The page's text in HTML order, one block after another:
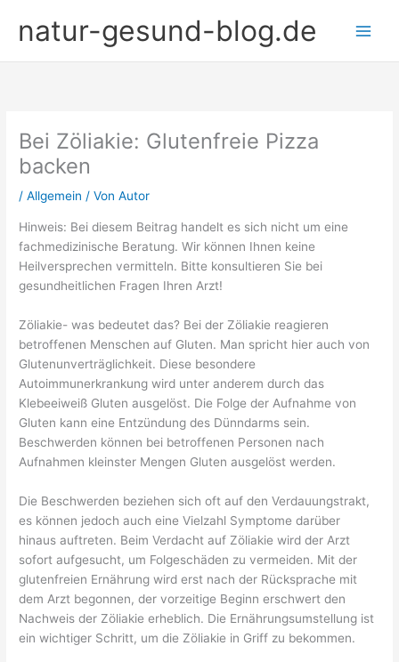
Inhaltnatur-gesund-blog.de
Bei Zöliakie: Glutenfreie Pizza
backen
/Allgemein / VonAutor
Hinweis: Bei diesem Beitrag handelt es sich nicht um eine
fachmedizinische Beratung. Wir können Ihnen keine
Heilversprechen vermitteln. Bitte konsultieren Sie bei
gesundheitlichen Fragen Ihren Arzt!
Zöliakie- was bedeutet das? Bei der Zöliakie reagieren
betroffenen Menschen auf Gluten. Man spricht hier auch von
Glutenunverträglichkeit. Diese besondere
Autoimmunerkrankung wird unter anderem durch das
Klebeeiweiß Gluten ausgelöst. Die Folge der Aufnahme von
Gluten kann eine Entzündung des Dünndarms sein.
Beschwerden können bei betroffenen Personen nach
Aufnahmen kleinster Mengen Gluten ausgelöst werden.
Die Beschwerden beziehen sich oft auf den Verdauungstrakt,
es können jedoch auch eine Vielzahl Symptome darüber
hinaus auftreten. Beim Verdacht auf Zöliakie wird der Arzt
sofort aufgesucht, um Folgeschäden zu vermeiden. Mit der
glutenfreien Ernährung wird erst nach der Rücksprache mit
dem Arzt begonnen, der vorzeitige Beginn erschwert den
Nachweis der Zöliakie erheblich. Die Ernährungsumstellung ist
ein wichtiger Schritt, um die Zöliakie in Griff zu bekommen.